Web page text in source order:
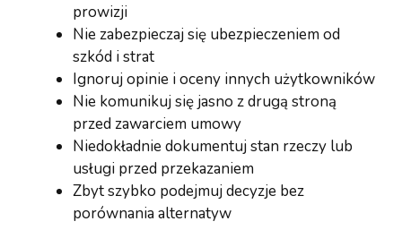
prowizji
Nie zabezpieczaj się ubezpieczeniem od
szkód i strat
Ignoruj opinie i oceny innych użytkowników
Nie komunikuj się jasno z drugą stroną
przed zawarciem umowy
Niedokładnie dokumentuj stan rzeczy lub
usługi przed przekazaniem
Zbyt szybko podejmuj decyzje bez
porównania alternatyw